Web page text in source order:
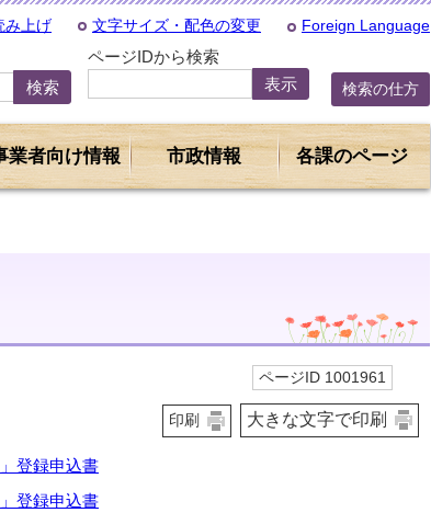
み上げ 文字サイズ・配色の変更 Foreign Language
ページIDから検索
検索の仕方
業者向け情報 市政情報 各課のページ
ページID 1001961
印刷 大きな文字で印刷
登録申込書
登録申込書